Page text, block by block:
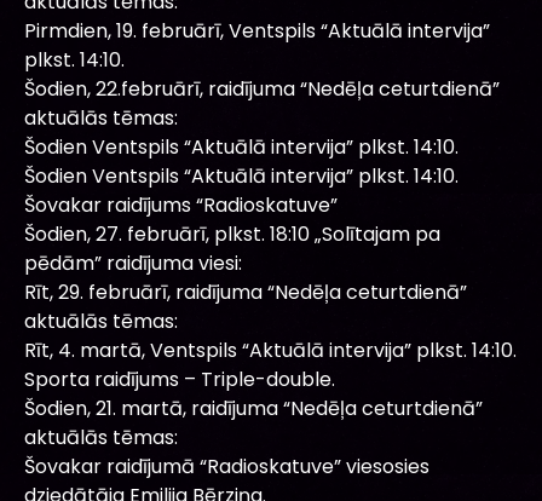
Pirmdien, 19. februārī, Ventspils “Aktuālā intervija”
plkst. 14:10.
Šodien, 22.februārī, raidījuma “Nedēļa ceturtdienā”
aktuālās tēmas:
Šodien Ventspils “Aktuālā intervija” plkst. 14:10.
Šodien Ventspils “Aktuālā intervija” plkst. 14:10.
Šovakar raidījums “Radioskatuve”
Šodien, 27. februārī, plkst. 18:10 „Solītajam pa
pēdām” raidījuma viesi:
Rīt, 29. februārī, raidījuma “Nedēļa ceturtdienā”
aktuālās tēmas:
Rīt, 4. martā, Ventspils “Aktuālā intervija” plkst. 14:10.
Sporta raidījums – Triple-double.
Šodien, 21. martā, raidījuma “Nedēļa ceturtdienā”
aktuālās tēmas:
Šovakar raidījumā “Radioskatuve” viesosies
dziedātāja Emilija Bērziņa.